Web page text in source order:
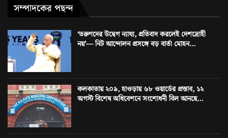
সম্পাদকের পছন্দ
‘তরুণদের উদ্বেগ ন্যায্য, প্রতিবাদ করলেই দেশদ্রোহী
নয়’— নিট আন্দোলন প্রসঙ্গে বড় বার্তা মোহন...
কলকাতায় ২০৯, হাওড়ায় ৬৮ ওয়ার্ডের প্রস্তাব, ১২
অগস্ট বিশেষ অধিবেশনে সংশোধনী বিল আনছে...